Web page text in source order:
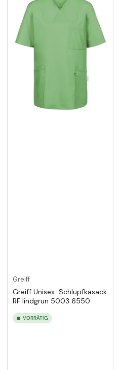
Greiff
Greiff Unisex-Schlupfkasack
RF lindgrün 5003 6550
VORRÄTIG